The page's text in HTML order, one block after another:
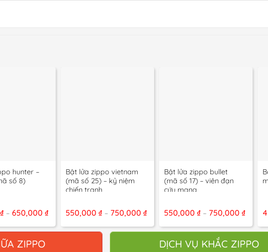
hunter –
số 8)
₫ – 650,000₫Khoảng
từ
450,000 ₫
Bật lửa zippo vietnam
(mã số 25) – kỷ niệm
chiến tranh
550,000 ₫ – 750,000 ₫Khoảng
từ
550,000 ₫
750,000 ₫
Bật lửa zippo bullet
(mã số 17) – viên đạn
cứu mạng
550,000 ₫ – 750,000 ₫
từ
đến
ZIPPO DỊCH VỤ KHẮC ZIPPO